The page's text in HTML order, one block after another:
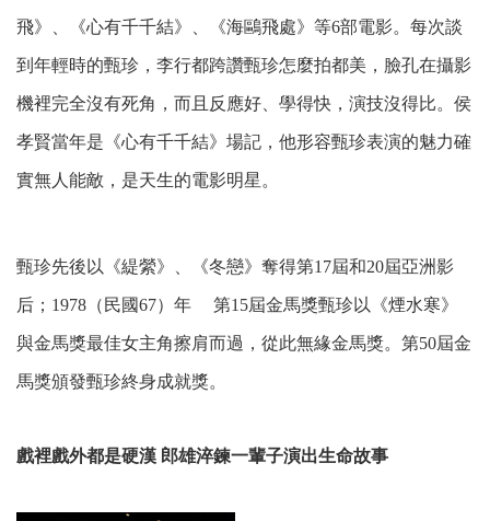
飛》、《心有千千結》、《海鷗飛處》等6部電影。每次談
到年輕時的甄珍，李行都跨讚甄珍怎麼拍都美，臉孔在攝影
機裡完全沒有死角，而且反應好、學得快，演技沒得比。侯
孝賢當年是《心有千千結》場記，他形容甄珍表演的魅力確
實無人能敵，是天生的電影明星。
甄珍先後以 《緹縈》、《冬戀》奪得第17屆和20屆亞洲影
后； 1978 （民國67） 年 第15屆金馬獎甄珍以《煙水寒》
與金馬獎最佳女主角擦肩而過，從此無緣金馬獎。第50屆金
馬獎頒發甄珍終身成就獎。
戲裡戲外都是硬漢 郎雄淬鍊一輩子演出生命故事